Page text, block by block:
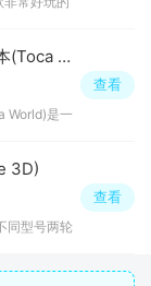
托卡生活世界2026最新版本(Toca World)
World)是一
查看
3D)
同型号两轮
查看